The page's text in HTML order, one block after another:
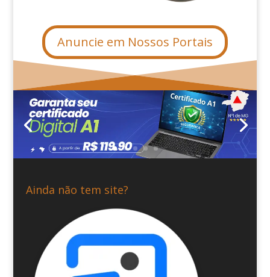
Anuncie em Nossos Portais
Ainda não tem site?